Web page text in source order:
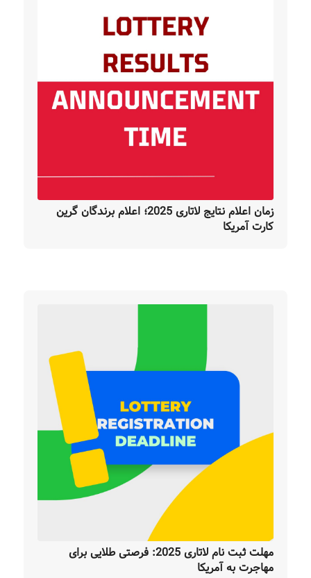
زمان اعلام نتایج لاتاری 2025؛ اعلام برندگان گرین
کارت آمریکا
مهلت ثبت نام لاتاری 2025: فرصتی طلایی برای
مهاجرت به آمریکا